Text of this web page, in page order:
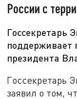
России с
Госсекретарь
поддерживает
президента
Госсекретарь
заявил о том,